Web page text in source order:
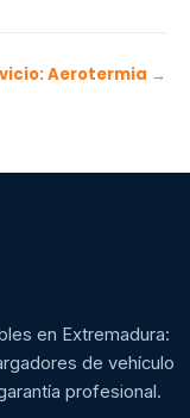
Aerotermia →
en Extremadura:
de vehículo
profesional.